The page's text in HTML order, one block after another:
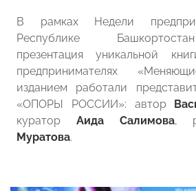
В рамках Недели
Республике
презентация уникальной
предпринимателях
изданием работали
«ОПОРЫ РОССИИ»: автор
куратор Аида Салимова,
Муратова.